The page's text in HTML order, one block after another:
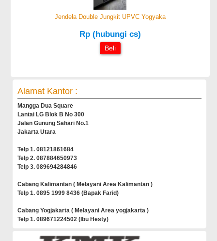
Jendela Double Jungkit UPVC Yogyaka
Rp (hubungi cs)
Beli
Alamat Kantor :
Mangga Dua Square
Lantai LG Blok B No 300
Jalan Gunung Sahari No.1
Jakarta Utara
Telp 1. 08121861684
Telp 2. 087884650973
Telp 3. 089694284846
Cabang Kalimantan ( Melayani Area Kalimantan )
Telp 1. 0895 1999 8436 (Bapak Farid)
Cabang Yogjakarta ( Melayani Area yogjakarta )
Telp 1. 089671224502 (Ibu Hesty)